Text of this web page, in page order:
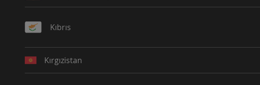
Kıbrıs
Kırgızistan